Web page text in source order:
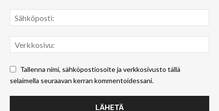
Tallenna nimi, sähköpostiosoite ja verkkosivusto tällä
selaimella seuraavan kerran kommentoidessani.